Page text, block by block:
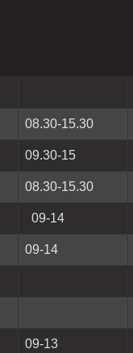
08.30-15.30
09.30-15
08.30-15.30
09-14
09-14
09-13